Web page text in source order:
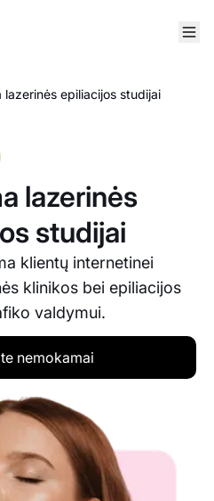
lazerinės epiliacijos studijai
lazerinės
studijai
klientų internetinei
klinikos bei epiliacijos
valdymui.
nemokamai